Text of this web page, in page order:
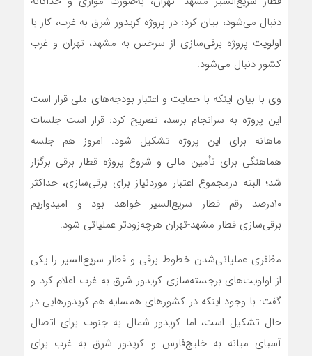
دنبال می‌شود، بیان کرد: در پروژه کریدور شرق به غرب، کار با
اولویت پروژه برقی‌سازی از سرخس به مشهد، تهران و غرب
کشور دنبال می‌شود.
وی با بیان اینکه با حمایت و اعتبار بودجه‌های ملی قرار است
این پروژه به سرانجام برسد، تصریح کرد: قرار است جلسات
ماهانه برای این پروژه تشکیل شود. امروز هم جلسه
هماهنگی برای تأمین مالی و شروع پروژه قطار برقی برگزار
شد؛ البته درمجموع اعتبار موردنیاز برای برقی‌سازی، حداکثر
۱۰‌درصد رقم قطار سریع‌السیر خواهد بود و امیدواریم
برقی‌سازی قطار مشهد-تهران هر‌چه‌زودتر عملیاتی شود.
مظفری عملیاتی‌شدن خطوط برقی و قطار سریع‌السیر را یکی
از اولویت‌های برجسته‌سازی کریدور شرق به غرب اعلام کرد و
گفت: با وجود اینکه در کشور‌های همسایه هم کریدور‌هایی در
حال تشکیل است، اما کریدور شمال به جنوب برای اتصال
آسیای میانه به خلیج‌فارس و کریدور شرق به غرب برای